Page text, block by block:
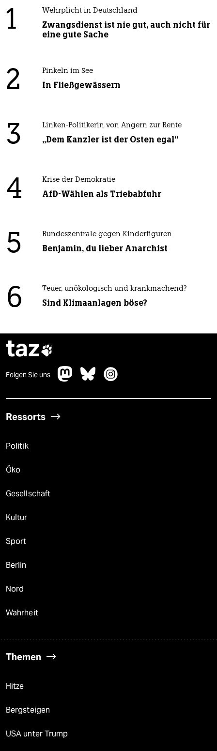
1 Wehrplicht in Deutschland
Zwangsdienst ist nie gut, auch nicht für
eine gute Sache
2 Pinkeln im See
In Fließgewässern
3 Linken-Politikerin von Angern zur Rente
„Dem Kanzler ist der Osten egal“
4 Krise der Demokratie
AfD-Wählen als Triebabfuhr
5 Bundeszentrale gegen Kinderfiguren
Benjamin, du lieber Anarchist
6 Teuer, unökologisch und krankmachend?
Sind Klimaanlagen böse?
taz
Folgen Sie uns
Ressorts
Politik
Öko
Gesellschaft
Kultur
Sport
Berlin
Nord
Wahrheit
Themen
Hitze
Bergsteigen
USA unter Trump